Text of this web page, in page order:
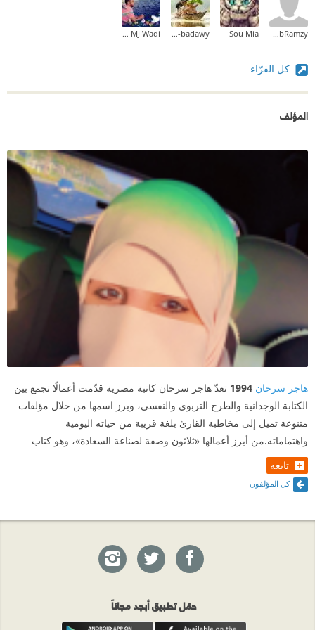
علمية وإنسانية لتنشيئة اطفال اكثر صدقاً ووعياً واكثر
قرباً للحقيقة و التدبر والبحث..
الاقتباسات
•❞ ما يتعلمه الطفل في أحضان الأمهات والجدات لا يُمحى
أبدًا فانتقوا ما يتعلموه منكم.‏ ❝
•❞ إن الإرث الأعظم الذي نتركه لأبنائنا هو ما نزرعه فيهم
وما نتركه في قلوبهم وليس ما نتركه لهم‏ ❝
•❞ من أجمل الهدايا التي تقدمها لطفلك غرس حب القراءة‏
•❞ الأولاد بحاجة إلى نماذج وقدوة أكثر من حاجتهم لنقاد.‏ ❝
#أبجد
#سألتني_تالا
#سهرة_رأس_السنة_مع_أبجد_والرسم_بالكلمات
#هاجر_سرحان
أخطاء بالآيات القرآنية.. أتمنى مراجعة الآيات القرآنية على
الأقل.
Sou Mia
كل القرّاء
المؤلف
هاجر سرحان 1994 تعدّ هاجر سرحان كاتبة مصرية قدّمت أعمالًا تجمع بين
الكتابة الوجدانية والطرح التربوي والنفسي، وبرز اسمها من خلال مؤلفات
متنوعة تميل إلى مخاطبة القارئ بلغة قريبة من حياته اليومية
واهتماماته.من أبرز أعمالها «ثلاثون وصفة لصناعة السعادة»، وهو كتاب
تابعه
كل المؤلفون
حمّل تطبيق أبجد مجاناً